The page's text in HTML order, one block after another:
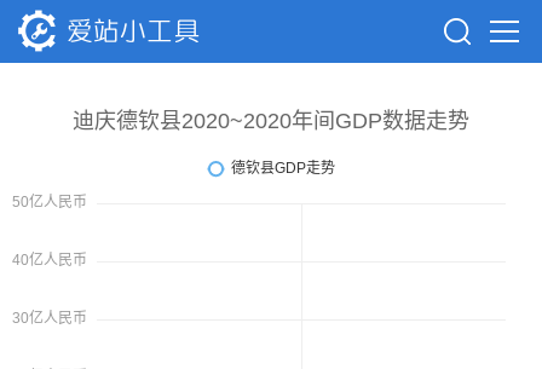
迪庆德钦县2020~2020年间GDP数据走势